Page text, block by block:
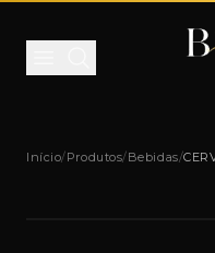
Início/Produtos/Bebidas/